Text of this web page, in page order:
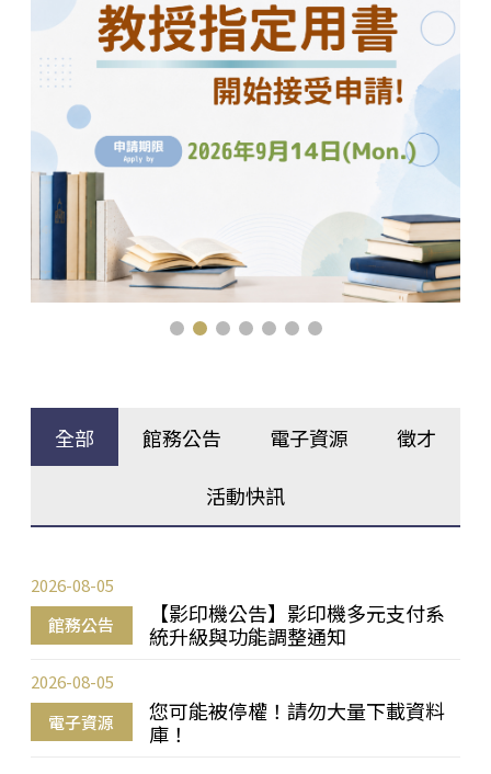
全部 館務公告 電子資源 徵才
活動快訊
館務公告
【影印機公告】影印機多元支付系
統升級與功能調整通知
2026-08-05
電子資源
您可能被停權！請勿大量下載資料
庫！
2026-08-05